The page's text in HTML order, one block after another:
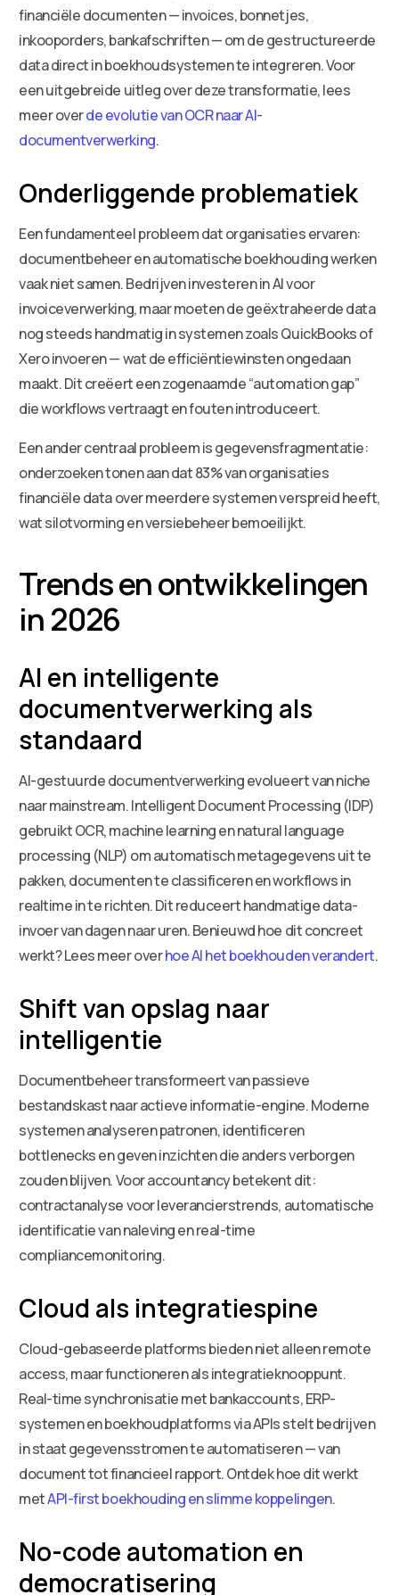
financiële documenten — invoices, bonnetjes,
inkooporders, bankafschriften — om de gestructureerde
data direct in boekhoudsystemen te integreren. Voor
een uitgebreide uitleg over deze transformatie, lees
meer overde evolutie van OCR naar AI-
documentverwerking.
Onderliggende problematiek
Een fundamenteel probleem dat organisaties ervaren:
documentbeheer en automatische boekhouding werken
vaak niet samen. Bedrijven investeren in AI voor
invoiceverwerking, maar moeten de geëxtraheerde data
nog steeds handmatig in systemen zoals QuickBooks of
Xero invoeren — wat de efficiëntiewinsten ongedaan
maakt. Dit creëert een zogenaamde “automation gap”
die workflows vertraagt en fouten introduceert.
Een ander centraal probleem is gegevensfragmentatie:
onderzoeken tonen aan dat 83% van organisaties
financiële data over meerdere systemen verspreid heeft,
wat silotvorming en versiebeheer bemoeilijkt.
Trends en ontwikkelingen
in 2026
AI en intelligente
documentverwerking als
standaard
AI-gestuurde documentverwerking evolueert van niche
naar mainstream. Intelligent Document Processing (IDP)
gebruikt OCR, machine learning en natural language
processing (NLP) om automatisch metagegevens uit te
pakken, documenten te classificeren en workflows in
realtime in te richten. Dit reduceert handmatige data-
invoer van dagen naar uren. Benieuwd hoe dit concreet
werkt? Lees meer overhoe AI het boekhouden verandert.
Shift van opslag naar
intelligentie
Documentbeheer transformeert van passieve
bestandskast naar actieve informatie-engine. Moderne
systemen analyseren patronen, identificeren
bottlenecks en geven inzichten die anders verborgen
zouden blijven. Voor accountancy betekent dit:
contractanalyse voor leverancierstrends, automatische
identificatie van naleving en real-time
compliancemonitoring.
Cloud als integratiespine
Cloud-gebaseerde platforms bieden niet alleen remote
access, maar functioneren als integratieknooppunt.
Real-time synchronisatie met bankaccounts, ERP-
systemen en boekhoudplatforms via APIs stelt bedrijven
in staat gegevensstromen te automatiseren — van
document tot financieel rapport. Ontdek hoe dit werkt
metAPI-first boekhouding en slimme koppelingen.
No-code automation en
democratisering